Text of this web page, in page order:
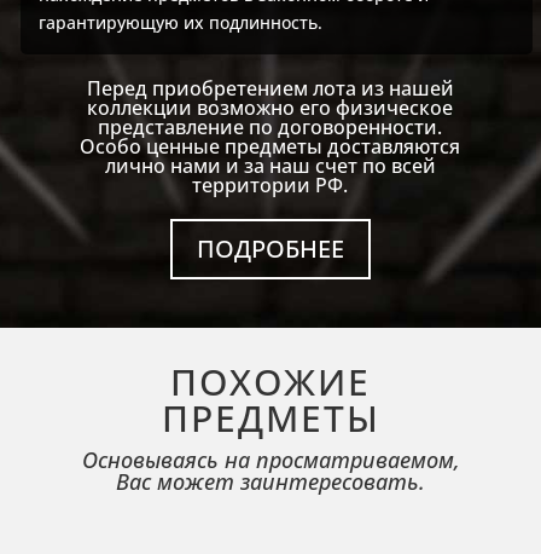
гарантирующую их подлинность.
Перед приобретением лота из нашей
коллекции возможно его физическое
представление по договоренности.
Особо ценные предметы доставляются
лично нами и за наш счет по всей
территории РФ.
ПОДРОБНЕЕ
ПОХОЖИЕ
ПРЕДМЕТЫ
Основываясь на просматриваемом,
Вас может заинтересовать.